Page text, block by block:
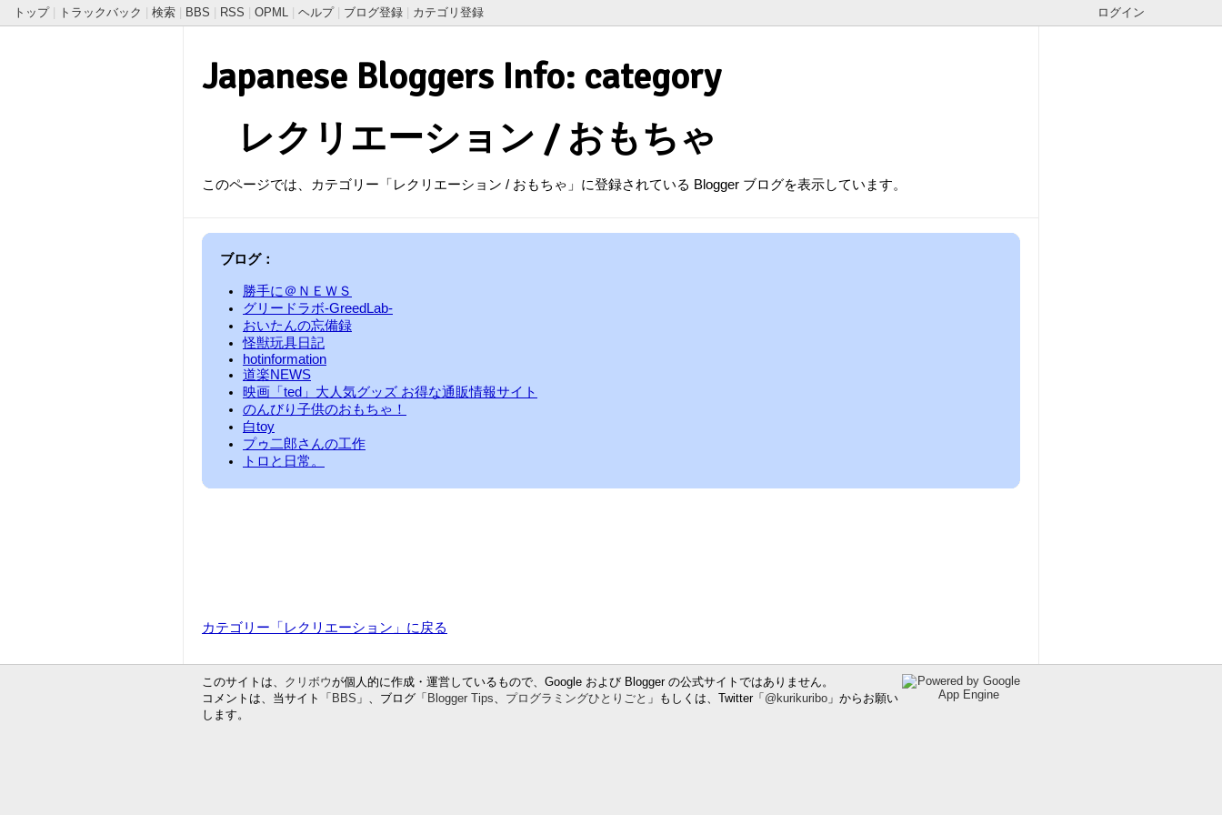
トップ| トラックバック 検索 BBS RSS OPML ヘルプ| ブログ登録 カテゴリ登録 ログイン
Japanese Bloggers Info: category
レクリエーション / おもちゃ
このページでは、カテゴリー「レクリエーション / おもちゃ」に登録されている Blogger ブログを表示しています。
ブログ：
勝手に＠ＮＥＷＳ
グリードラボ-GreedLab-
おいたんの忘備録
怪獣玩具日記
hotinformation
道楽NEWS
映画「ted」大人気グッズ お得な通販情報サイト
のんびり子供のおもちゃ！
白toy
プゥ二郎さんの工作
トロと日常。
カテゴリー「レクリエーション」に戻る
このサイトは、 クリボウが個人的に作成・運営しているもので、Google および Blogger の公式サイトではありません。
コメントは、当サイト「 BBS 」、ブログ「 Blogger Tips、 プログラミングひとりごと 」もしくは、Twitter「 @kurikuribo 」からお願い
します。